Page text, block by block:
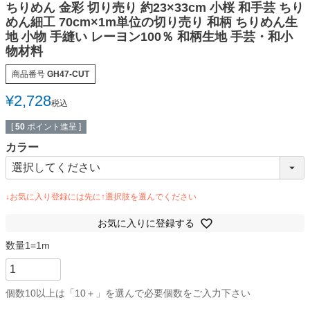
ちりめん 金彩 切り売り 約23×33cm 小桜 和手芸 ちり
めん細工 70cm×1m単位の切り売り 和柄 ちりめん生
地 小物 手縫い レーヨン100％ 和柄生地 手芸・和小
物材料
商品番号 GH47-CUT
¥2,728税込
[ 50 ポイント進呈 ]
カラー
お気に入りに登録する